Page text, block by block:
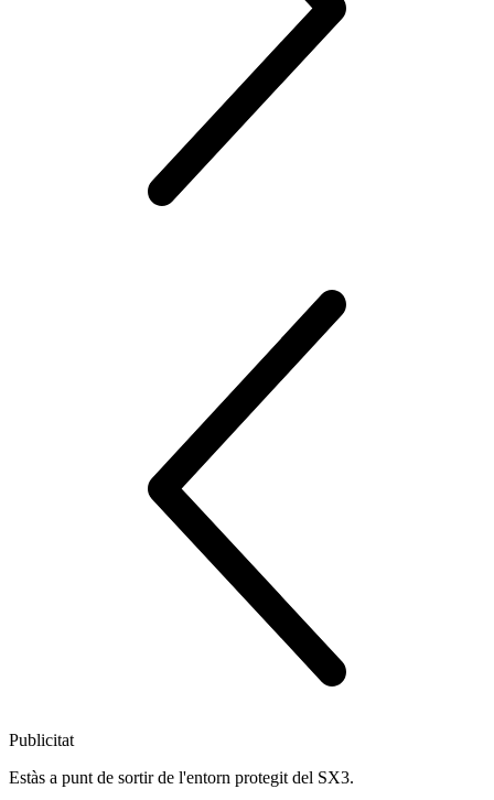
Publicitat
Estàs a punt de sortir de l'entorn protegit del SX3.